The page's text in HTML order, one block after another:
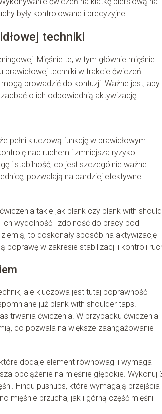
były kontrolowane i precyzyjne.
techniki
Mięśnie te, w tym głównie mięśnie
techniki w trakcie ćwiczeń.
prowadzić do kontuzji. Ważne jest, aby
o ich odpowiednią aktywizację.
pełni kluczową funkcję w prawidłowym
nad ruchem i zmniejsza ryzyko
i stabilność, co jest szczególnie ważne
pozwalają na bardziej efektywne
takie jak plank czy plank with
ich wydolność i zdolność do pracy pod
to doskonały sposób na aktywizację
poprawę w zakresie stabilizacji i kontroli
ale kluczowa jest tutaj poprawność
już plank with shoulder taps.
trwania ćwiczenia. W przypadku ćwiczenia
co pozwala na większe zaangażowanie
dodaje element równowagi i wymaga
obciążenie na mięśnie głębokie. Wykonuj
Hindu pushups, które wymagają
mięśnie brzucha, jak i górną część mięśni